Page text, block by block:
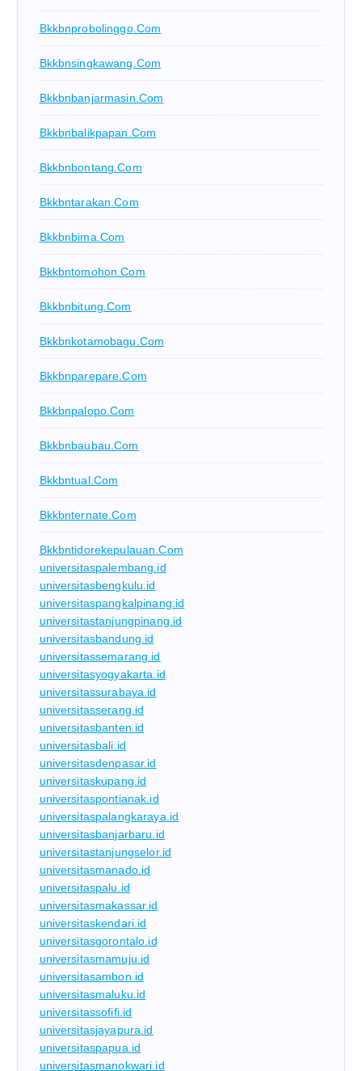
Bkkbnprobolinggo.com
Bkkbnsingkawang.com
Bkkbnbanjarmasin.com
Bkkbnbalikpapan.com
Bkkbnbontang.com
Bkkbntarakan.com
Bkkbnbima.com
Bkkbntomohon.com
Bkkbnbitung.com
Bkkbnkotamobagu.com
Bkkbnparepare.com
Bkkbnpalopo.com
Bkkbnbaubau.com
Bkkbntual.com
Bkkbnternate.com
Bkkbntidorekepulauan.com
universitaspalembang.id
universitasbengkulu.id
universitaspangkalpinang.id
universitastanjungpinang.id
universitasbandung.id
universitassemarang.id
universitasyogyakarta.id
universitassurabaya.id
universitasserang.id
universitasbanten.id
universitasbali.id
universitasdenpasar.id
universitaskupang.id
universitaspontianak.id
universitaspalangkaraya.id
universitasbanjarbaru.id
universitastanjungselor.id
universitasmanado.id
universitaspalu.id
universitasmakassar.id
universitaskendari.id
universitasgorontalo.id
universitasmamuju.id
universitasambon.id
universitasmaluku.id
universitassofifi.id
universitasjayapura.id
universitaspapua.id
universitasmanokwari.id